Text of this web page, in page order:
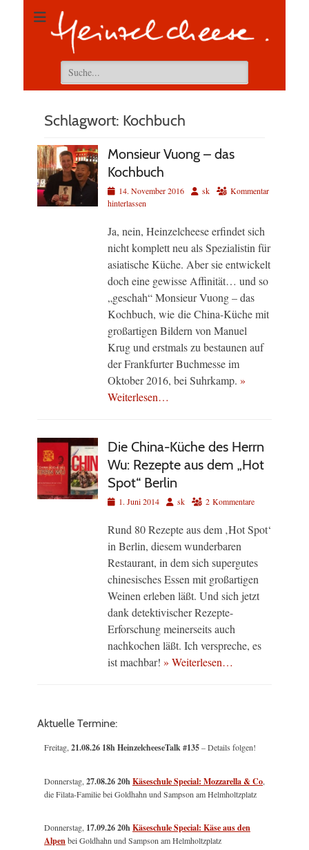
Suchen
nach:
Schlagwort: Kochbuch
Monsieur Vuong – das
Kochbuch
Veröffentlicht
am
14. November 2016 Autor
sk
Kommentar
hinterlassen
Ja, nein, Heinzelcheese erfindet sich
nicht komplett neu als Spezialistin für
asiatische Küche. Aber sie entwickelt
doch eine gewisse Affinität… und so
„geschah“ Monsieur Vuong – das
Kochbuch, wie die China-Küche mit
großartigen Bildern von Manuel
Krug und erstmals zu bestaunen auf
der Frankfurter Buchmesse im
Oktober 2016, bei Suhrkamp. »
Weiterlesen…
Die China-Küche des Herrn
Wu: Rezepte aus dem „Hot
Spot“ Berlin
Veröffentlicht
1. Juni 2014 Autor
sk 2 Kommentare
Rund 80 Rezepte aus dem ‚Hot Spot‘
in Berlin, diesem wunderbaren
Restaurant, in dem sich supergutes
chinesisches Essen mit großartigen
Weinen erleben läßt. Und sich jetzt
dank detektivischer Rezepte-
Erforschung meinerseits auch
nachkochen läßt. Ich verspreche, es
ist machbar! » Weiterlesen…
Aktuelle Termine:
Freitag,21.08.26 18h HeinzelcheeseTalk #135– Details folgen!
Donnerstag,27.08.26 20hKäseschule Special: Mozzarella & Co,
die Filata-Familie bei Goldhahn und Sampson am Helmholtzplatz
Donnerstag, 17.09.26 20hKäseschule Special: Käse aus den
Alpenbei Goldhahn und Sampson am Helmholtzplatz